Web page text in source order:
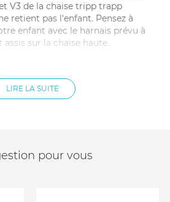
V3 de la chaise tripp trapp
retient pas l'enfant. Pensez à
enfant avec le harnais prévu à
sur la chaise haute.
LIRE LA SUITE
pour vous